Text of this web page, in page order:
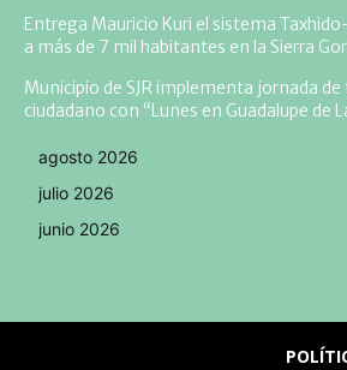
Entrega Mauricio Kuri el sistema
a más de 7 mil habitantes en la Sierra
Municipio de SJR implementa jornada
ciudadano con “Lunes en Guadalupe de
agosto 2026
julio 2026
junio 2026